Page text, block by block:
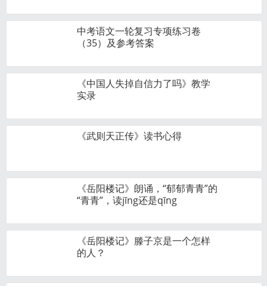
中考语文一轮复习专项练习卷
（35）及参考答案
《中国人失掉自信力了吗》教学
实录
《武则天正传》读书心得
《岳阳楼记》朗诵，“郁郁青青”的
“青青”，读jīng还是qīng
《岳阳楼记》滕子京是一个怎样
的人？